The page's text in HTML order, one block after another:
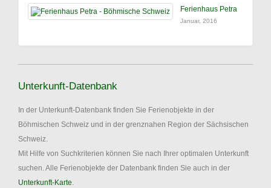
Ferienhaus Petra
Januar, 2016
Unterkunft-Datenbank
In der Unterkunft-Datenbank finden Sie Ferienobjekte in der
Böhmischen Schweiz und in der grenznahen Region der Sächsischen
Schweiz.
Mit Hilfe von Suchkriterien können Sie nach Ihrer optimalen Unterkunft
suchen. Alle Ferienobjekte der Datenbank finden Sie auch in der
Unterkunft-Karte.